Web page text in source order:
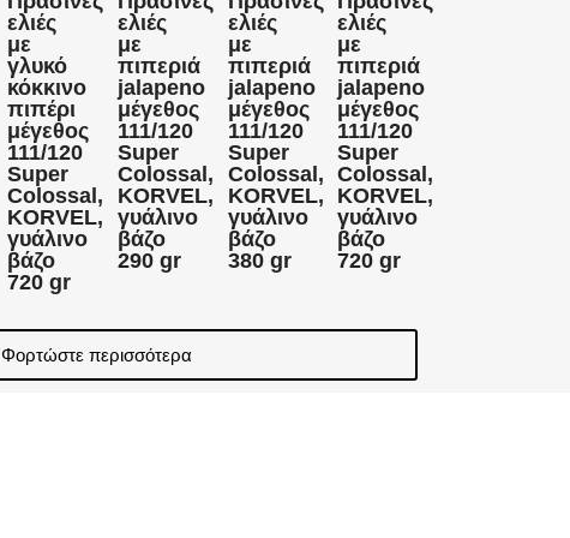
ελιές
με
γλυκό
κόκκινο
πιπέρι
μέγεθος
111/120
Super
Colossal,
KORVEL,
γυάλινο
βάζο
720 gr
ελιές
με
πιπεριά
jalapeno
μέγεθος
111/120
Super
Colossal,
KORVEL,
γυάλινο
βάζο
290 gr
ελιές
με
πιπεριά
jalapeno
μέγεθος
111/120
Super
Colossal,
KORVEL,
γυάλινο
βάζο
380 gr
ελιές
με
πιπεριά
jalapeno
μέγεθος
111/120
Super
Colossal,
KORVEL,
γυάλινο
βάζο
720 gr
Φορτώστε περισσότερα